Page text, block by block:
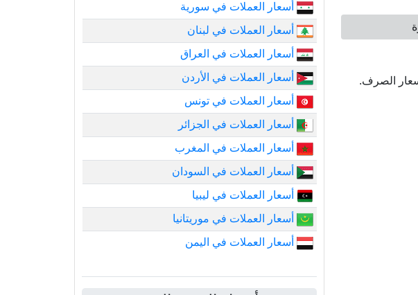
أسعار العملات في سورية
أسعار العملات في لبنان
أسعار العملات في العراق
أسعار العملات في الأردن
أسعار العملات في تونس
أسعار العملات في الجزائر
أسعار العملات في المغرب
أسعار العملات في السودان
أسعار العملات في ليبيا
أسعار العملات في موريتانيا
أسعار العملات في اليمن